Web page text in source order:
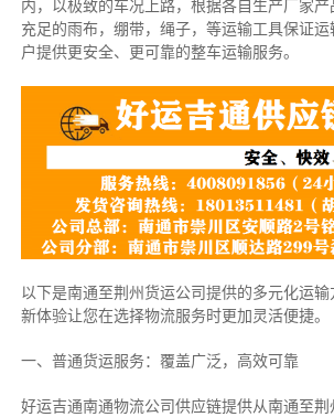
内，以极致的车况上路，根据各自生产厂家
充足的雨布，绷带，绳子，等运输工具保证
户提供更安全、更可靠的整车运输服务。
以下是南通至荆州货运公司提供的多元化运
新体验让您在选择物流服务时更加灵活便捷。
一、普通货运服务：覆盖广泛，高效可靠
好运吉通南通物流公司供应链提供从南通至荆